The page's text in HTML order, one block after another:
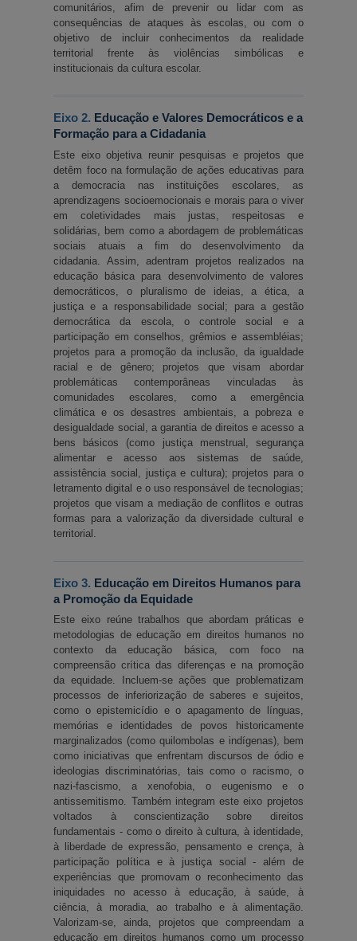
comunitários, afim de prevenir ou lidar com as
consequências de ataques às escolas, ou com o
objetivo de incluir conhecimentos da realidade
territorial frente às violências simbólicas e
institucionais da cultura escolar.
Eixo 2. Educação e Valores Democráticos e a
Formação para a Cidadania
Este eixo objetiva reunir pesquisas e projetos que
detêm foco na formulação de ações educativas para
a democracia nas instituições escolares, as
aprendizagens socioemocionais e morais para o viver
em coletividades mais justas, respeitosas e
solidárias, bem como a abordagem de problemáticas
sociais atuais a fim do desenvolvimento da
cidadania. Assim, adentram projetos realizados na
educação básica para desenvolvimento de valores
democráticos, o pluralismo de ideias, a ética, a
justiça e a responsabilidade social; para a gestão
democrática da escola, o controle social e a
participação em conselhos, grêmios e assembléias;
projetos para a promoção da inclusão, da igualdade
racial e de gênero; projetos que visam abordar
problemáticas contemporâneas vinculadas às
comunidades escolares, como a emergência
climática e os desastres ambientais, a pobreza e
desigualdade social, a garantia de direitos e acesso a
bens básicos (como justiça menstrual, segurança
alimentar e acesso aos sistemas de saúde,
assistência social, justiça e cultura); projetos para o
letramento digital e o uso responsável de tecnologias;
projetos que visam a mediação de conflitos e outras
formas para a valorização da diversidade cultural e
territorial.
Eixo 3. Educação em Direitos Humanos para
a Promoção da Equidade
Este eixo reúne trabalhos que abordam práticas e
metodologias de educação em direitos humanos no
contexto da educação básica, com foco na
compreensão crítica das diferenças e na promoção
da equidade. Incluem-se ações que problematizam
processos de inferiorização de saberes e sujeitos,
como o epistemicídio e o apagamento de línguas,
memórias e identidades de povos historicamente
marginalizados (como quilombolas e indígenas), bem
como iniciativas que enfrentam discursos de ódio e
ideologias discriminatórias, tais como o racismo, o
nazi-fascismo, a xenofobia, o eugenismo e o
antissemitismo. Também integram este eixo projetos
voltados à conscientização sobre direitos
fundamentais - como o direito à cultura, à identidade,
à liberdade de expressão, pensamento e crença, à
participação política e à justiça social - além de
experiências que promovam o reconhecimento das
iniquidades no acesso à educação, à saúde, à
ciência, à moradia, ao trabalho e à alimentação.
Valorizam-se, ainda, projetos que compreendam a
educação em direitos humanos como um processo